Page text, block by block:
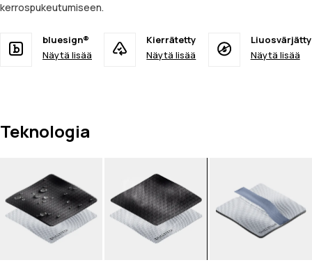
kerrospukeutumiseen.
bluesign®
Näytä lisää
Kierrätetty
Näytä lisää
Liuosvärjätty
Näytä lisää
Teknologia